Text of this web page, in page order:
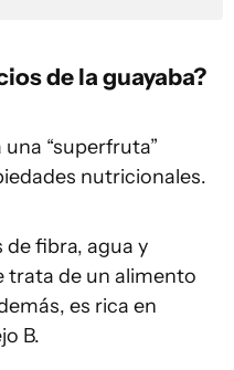
de la guayaba?
“superfruta”
nutricionales.
fibra, agua y
trata de un alimento
es rica en
B.